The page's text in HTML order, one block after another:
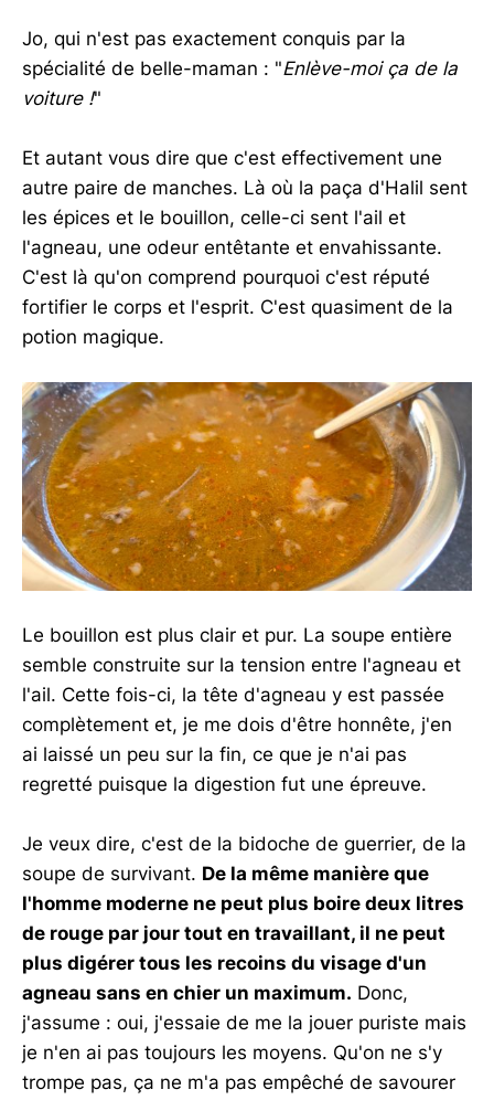
Jo, qui n'est pas exactement conquis par la
spécialité de belle-maman : "Enlève-moi ça de la
voiture !"
Et autant vous dire que c'est effectivement une
autre paire de manches. Là où la paça d'Halil sent
les épices et le bouillon, celle-ci sent l'ail et
l'agneau, une odeur entêtante et envahissante.
C'est là qu'on comprend pourquoi c'est réputé
fortifier le corps et l'esprit. C'est quasiment de la
potion magique.
Le bouillon est plus clair et pur. La soupe entière
semble construite sur la tension entre l'agneau et
l'ail. Cette fois-ci, la tête d'agneau y est passée
complètement et, je me dois d'être honnête, j'en
ai laissé un peu sur la fin, ce que je n'ai pas
regretté puisque la digestion fut une épreuve.
Je veux dire, c'est de la bidoche de guerrier, de la
soupe de survivant. De la même manière que
l'homme moderne ne peut plus boire deux litres
de rouge par jour tout en travaillant, il ne peut
plus digérer tous les recoins du visage d'un
agneau sans en chier un maximum. Donc,
j'assume : oui, j'essaie de me la jouer puriste mais
je n'en ai pas toujours les moyens. Qu'on ne s'y
trompe pas, ça ne m'a pas empêché de savourer